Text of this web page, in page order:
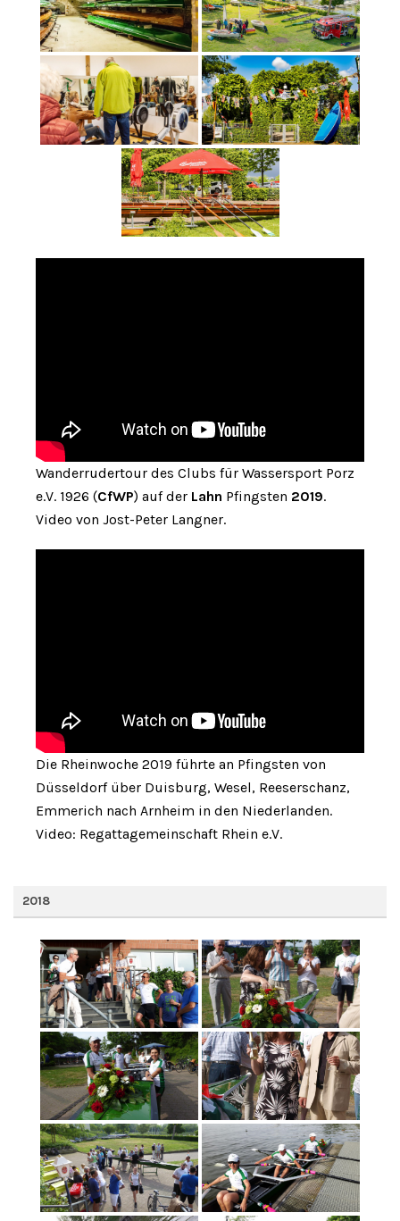
Wanderrudertour des Clubs für Wassersport Porz
e.V. 1926 (CfWP) auf der Lahn Pfingsten 2019.
Video von Jost-Peter Langner.
Die Rheinwoche 2019 führte an Pfingsten von
Düsseldorf über Duisburg, Wesel, Reeserschanz,
Emmerich nach Arnheim in den Niederlanden.
Video: Regattagemeinschaft Rhein e.V.
2018